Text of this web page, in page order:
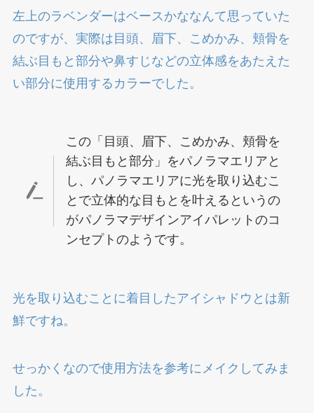
左上のラベンダーはベースかななんて思っていた
のですが、実際は目頭、眉下、こめかみ、頬骨を
結ぶ目もと部分や鼻すじなどの立体感をあたえた
い部分に使用するカラーでした。
この「目頭、眉下、こめかみ、頬骨を
結ぶ目もと部分」をパノラマエリアと
し、パノラマエリアに光を取り込むこ
とで立体的な目もとを叶えるというの
がパノラマデザインアイパレットのコ
ンセプトのようです。
光を取り込むことに着目したアイシャドウとは新
鮮ですね。
せっかくなので使用方法を参考にメイクしてみま
した。